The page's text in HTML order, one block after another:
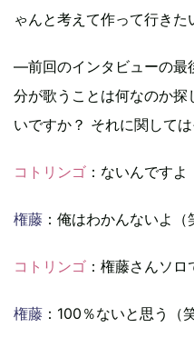
ゃんと考えて作って行きた
―前回のインタビューの最
分が歌うことは何なのか
いですか？ それに関して
コトリンゴ ：ないんです
権藤 ：俺はわかんないよ（
コトリンゴ ：権藤さんソロ
権藤 ：100％ないと思う（